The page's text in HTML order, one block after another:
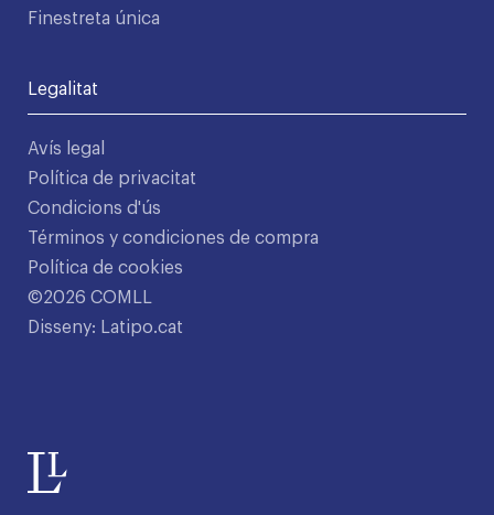
Finestreta única
Legalitat
Avís legal
Política de privacitat
Condicions d'ús
Términos y condiciones de compra
Política de cookies
©2026 COMLL
Disseny: Latipo.cat